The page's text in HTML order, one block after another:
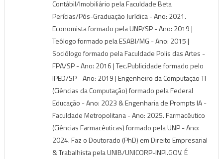
Contábil/Imobiliário pela Faculdade Beta
Perícias/Pós-Graduação Jurídica - Ano: 2021.
Economista formado pela UNP/SP - Ano: 2019 |
Teólogo formado pela ESABI/MG - Ano: 2015 |
Sociólogo formado pela Faculdade Polis das Artes -
FPA/SP - Ano: 2016 | Tec.Publicidade formado pelo
IPED/SP - Ano: 2019 | Engenheiro da Computação TI
(Ciências da Computação) formado pela Federal
Educação - Ano: 2023 & Engenharia de Prompts IA -
Faculdade Metropolitana - Ano: 2025. Farmacêutico
(Ciências Farmacêuticas) formado pela UNP - Ano:
2024. Faz o Doutorado (PhD) em Direito Empresarial
& Trabalhista pela UNIB/UNICORP-INPI.GOV. É